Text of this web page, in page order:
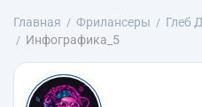
Главная Фрилансеры Глеб
Инфографика_5